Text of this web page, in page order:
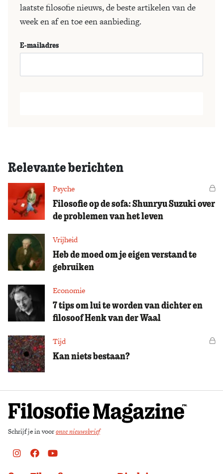
laatste filosofie nieuws, de beste artikelen van de
week en af en toe een aanbieding.
E-mailadres
Relevante berichten
Psyche
Filosofie op de sofa: Shunryu Suzuki over
de problemen van het leven
Vrijheid
Heb de moed om je eigen verstand te
gebruiken
Economie
7 tips om lui te worden van dichter en
filosoof Henk van der Waal
Tijd
Kan niets bestaan?
Schrijf je in vooronze nieuwsbrief
Instagram
FacebookYoutube